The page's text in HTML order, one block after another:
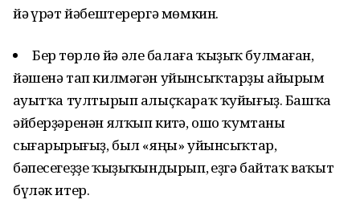
йә һүрәт йәбештерергә мөмкин.
Бер төрлө йә әле балаға ҡыҙыҡ булмаған,
йәшенә тап килмәгән уйынсыҡтарҙы айырым
һауытҡа тултырып алыҫҡараҡ ҡуйығыҙ. Башҡа
әйберҙәренән ялҡып китһә, ошо ҡумтаны
сығарырһығыҙ, был «яңы» уйынсыҡтар,
бәпесегеҙҙе ҡыҙыҡһындырып, һеҙгә байтаҡ ваҡыт
бүләк итер.